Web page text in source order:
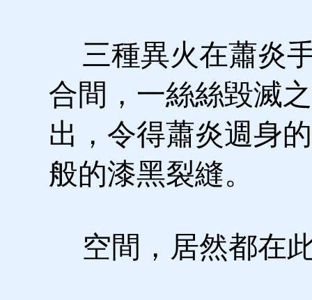
三種異火在蕭炎
合間，一絲絲毀滅
出，令得蕭炎週身
般的漆黑裂縫。
空間，居然都在